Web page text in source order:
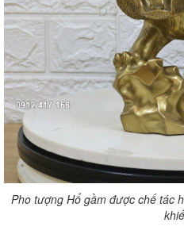
Pho tượng Hổ gầm được chế tác